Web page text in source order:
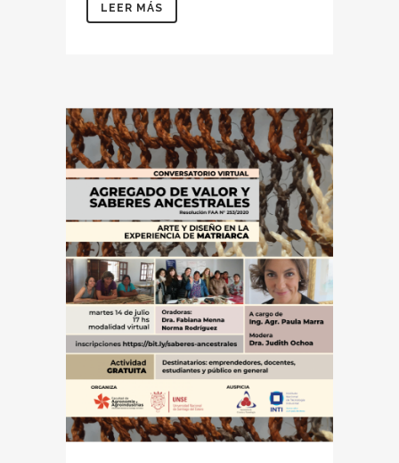
LEER MÁS